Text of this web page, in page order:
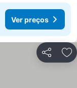
Ver preços
Partilhar